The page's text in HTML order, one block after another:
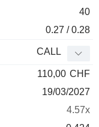
40
0.27 / 0.28
CALL
110,00 CHF
19/03/2027
4.57x